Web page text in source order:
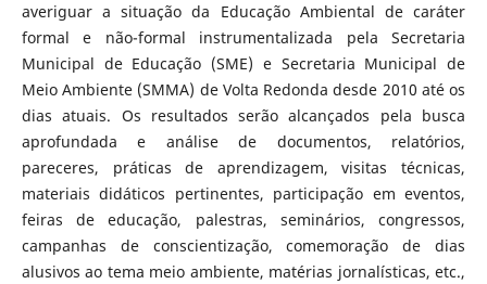
averiguar a situação da Educação Ambiental de caráter
formal e não-formal instrumentalizada pela Secretaria
Municipal de Educação (SME) e Secretaria Municipal de
Meio Ambiente (SMMA) de Volta Redonda desde 2010 até os
dias atuais. Os resultados serão alcançados pela busca
aprofundada e análise de documentos, relatórios,
pareceres, práticas de aprendizagem, visitas técnicas,
materiais didáticos pertinentes, participação em eventos,
feiras de educação, palestras, seminários, congressos,
campanhas de conscientização, comemoração de dias
alusivos ao tema meio ambiente, matérias jornalísticas, etc.,